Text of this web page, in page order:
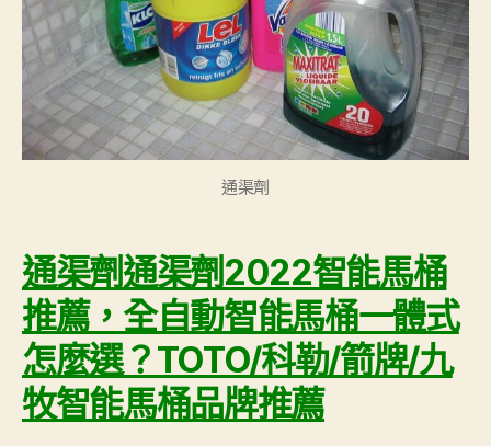
通渠劑
通渠劑通渠劑2022智能馬桶
推薦，全自動智能馬桶一體式
怎麼選？TOTO/科勒/箭牌/九
牧智能馬桶品牌推薦